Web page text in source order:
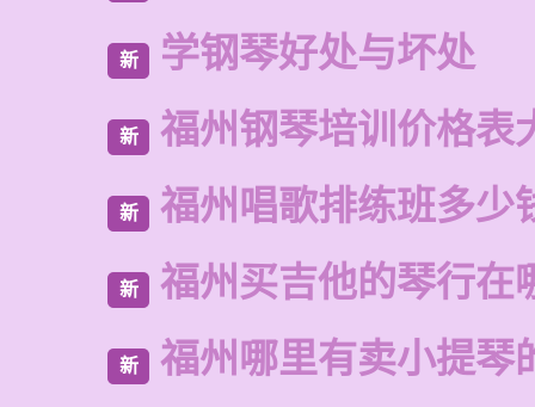
新 学钢琴好处与坏处
新 福州钢琴培训价格表
新 福州唱歌排练班多少
新 福州买吉他的琴行在
新 福州哪里有卖小提琴